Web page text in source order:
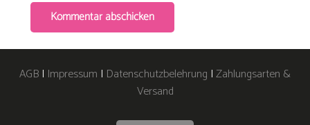
Kommentar abschicken
AGB | Impressum | Datenschutzbelehrung |Zahlungsarten &
Versand